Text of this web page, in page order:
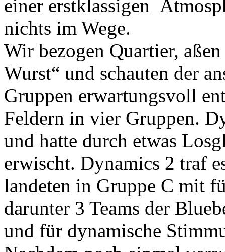
einer erstklassigen
nichts im Wege.
Wir bezogen Quartier,
Wurst“ und schauten der
Gruppen erwartungsvoll
Feldern in vier Gruppen.
und hatte durch etwas
erwischt. Dynamics 2 traf
landeten in Gruppe C mit
darunter 3 Teams der
und für dynamische